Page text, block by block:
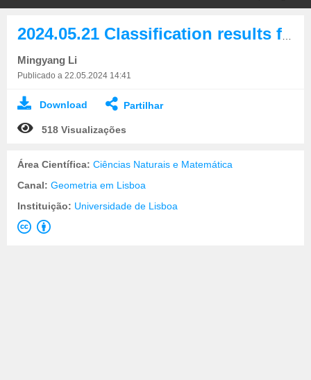
Mingyang Li
Publicado a 22.05.2024 14:41
Download Partilhar
518 Visualizações
Área Científica: Ciências Naturais e Matemática
Canal: Geometria em Lisboa
Instituição: Universidade de Lisboa